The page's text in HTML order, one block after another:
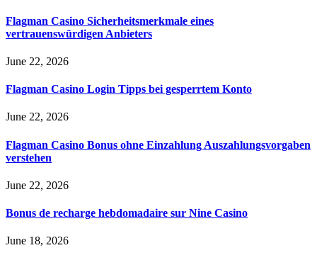
Flagman Casino Sicherheitsmerkmale eines
vertrauenswürdigen Anbieters
June 22, 2026
Flagman Casino Login Tipps bei gesperrtem Konto
June 22, 2026
Flagman Casino Bonus ohne Einzahlung Auszahlungsvorgaben
verstehen
June 22, 2026
Bonus de recharge hebdomadaire sur Nine Casino
June 18, 2026